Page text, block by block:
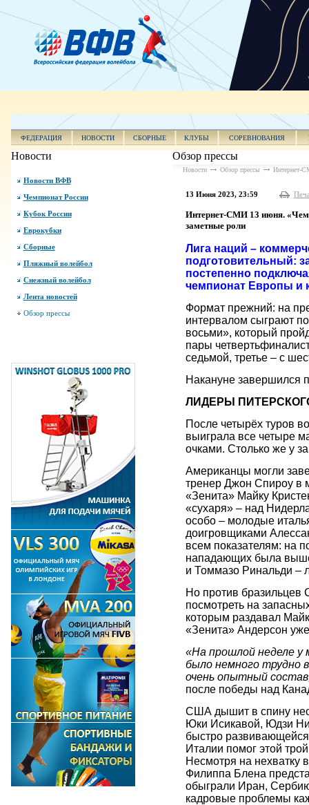
ФЕДЕРАЦИЯ НОВОСТИ СБОРНЫЕ КЛУБЫ СОРЕВНОВАНИЯ
Новости
Новости ВФВ
Чемпионат России
Кубок России
Еврокубки
Сборные
Пляжный волейбол
Снежный волейбол
Лента новостей
Обзор прессы
Обзор прессы
Новости Обзор прессы Интернет-
13 Июня 2023, 23:59
Интернет-СМИ 13 июня.
заметные роли
Лига наций –
подготовительный:
постепенно
чемпионат Европы и
Формат прежний: на
интервалом сыграют
восьми», который
пары
седьмой, третье – с
Накануне завершился
ЛИДЕРЫ
После четырёх туров
выиграла все четыре
очками. Столько же у
Американцы могли
тренер Джон Спироу в
«Зенита» Майку
«сухаря» – над
особо – молодые
доигровщиками
всем показателям: на
нападающих была
и Томмазо Ринальди –
Но против бразильцев
посмотреть на
которым раздавал
«Зенита» Андерсон
«На прошлой неделе у
было немного трудно
очень опытный
после победы над
США дышит в спину
Юки Исикавой, Юдзи
быстро
Италии помог этой
Несмотря на нехватку
Филиппа Блена
обыграли Иран,
кадровые проблемы